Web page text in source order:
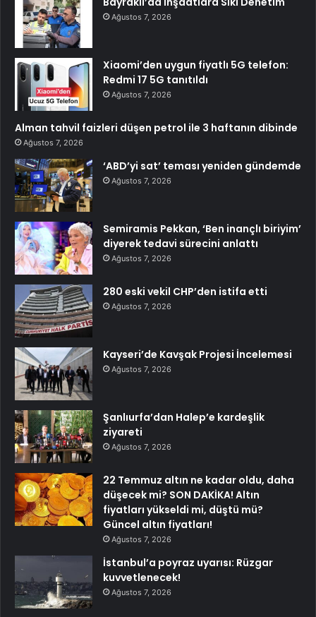
Ağustos 7, 2026
Xiaomi’den uygun fiyatlı 5G telefon:
Redmi 17 5G tanıtıldı
Ağustos 7, 2026
Alman tahvil faizleri düşen petrol ile 3 haftanın dibinde
Ağustos 7, 2026
‘ABD’yi sat’ teması yeniden gündemde
Ağustos 7, 2026
Semiramis Pekkan, ‘Ben inançlı biriyim’
diyerek tedavi sürecini anlattı
Ağustos 7, 2026
280 eski vekil CHP’den istifa etti
Ağustos 7, 2026
Kayseri’de Kavşak Projesi İncelemesi
Ağustos 7, 2026
Şanlıurfa’dan Halep’e kardeşlik
ziyareti
Ağustos 7, 2026
22 Temmuz altın ne kadar oldu, daha
düşecek mi? SON DAKİKA! Altın
fiyatları yükseldi mi, düştü mü?
Güncel altın fiyatları!
Ağustos 7, 2026
İstanbul’a poyraz uyarısı: Rüzgar
kuvvetlenecek!
Ağustos 7, 2026